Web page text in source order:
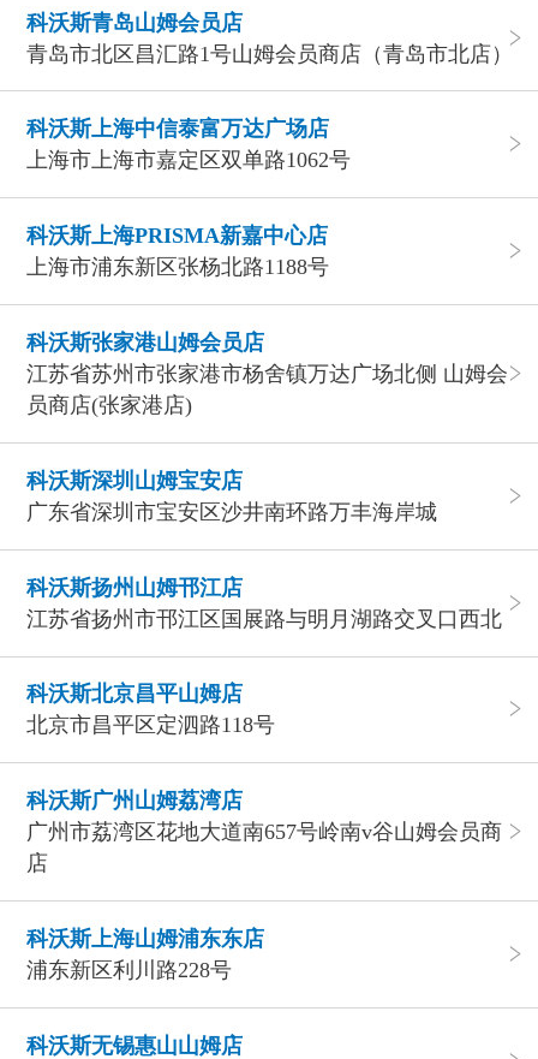
科沃斯青岛山姆会员店
青岛市北区昌汇路1号山姆会员商店（青岛市北店）
科沃斯上海中信泰富万达广场店
上海市上海市嘉定区双单路1062号
科沃斯上海PRISMA新嘉中心店
上海市浦东新区张杨北路1188号
科沃斯张家港山姆会员店
江苏省苏州市张家港市杨舍镇万达广场北侧 山姆会
员商店(张家港店)
科沃斯深圳山姆宝安店
广东省深圳市宝安区沙井南环路万丰海岸城
科沃斯扬州山姆邗江店
江苏省扬州市邗江区国展路与明月湖路交叉口西北
科沃斯北京昌平山姆店
北京市昌平区定泗路118号
科沃斯广州山姆荔湾店
广州市荔湾区花地大道南657号岭南v谷山姆会员商
店
科沃斯上海山姆浦东东店
浦东新区利川路228号
科沃斯无锡惠山山姆店